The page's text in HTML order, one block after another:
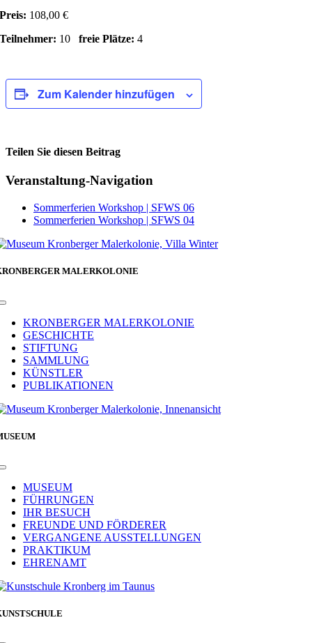
Preis: 108,00 €
Teilnehmer: 10freie Plätze: 4
Zum Kalender hinzufügen
Teilen Sie diesen Beitrag
Facebook
Veranstaltung-Navigation
Sommerferien Workshop | SFWS 06
Sommerferien Workshop | SFWS 04
MALERKOLONIE
Toggle
NavigationKRONBERGER MALERKOLONIE
GESCHICHTE
STIFTUNG
SAMMLUNG
KÜNSTLER
PUBLIKATIONEN
Toggle
NavigationMUSEUM
FÜHRUNGEN
IHR BESUCH
FREUNDE UND FÖRDERER
VERGANGENE AUSSTELLUNGEN
PRAKTIKUM
EHRENAMT